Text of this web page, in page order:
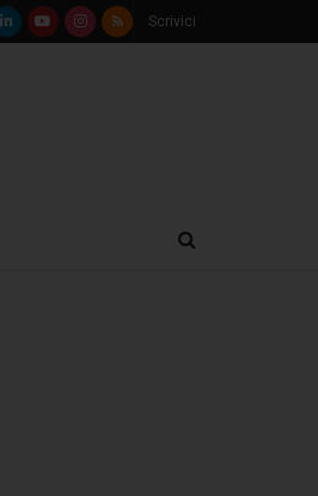
Scrivici